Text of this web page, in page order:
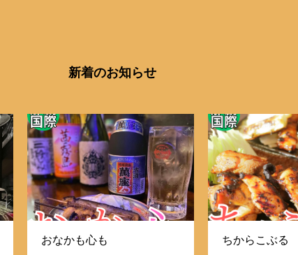
新着のお知らせ
おなかも心も ちからこぶる